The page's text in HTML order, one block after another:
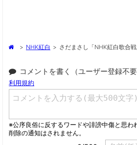
> NHK紅白 > さだまさし「NHK紅白歌合
コメントを書く（ユーザー登録不要